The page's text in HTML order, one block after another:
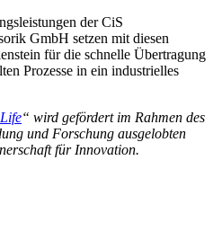
der CiS
GmbH setzen mit diesen
für die schnelle Übertragung
Prozesse in ein industrielles
“ wird gefördert im Rahmen des
und Forschung ausgelobten
für Innovation.